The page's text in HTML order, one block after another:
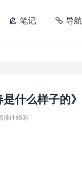
 笔记  导航
什么样子的》
读(1653)